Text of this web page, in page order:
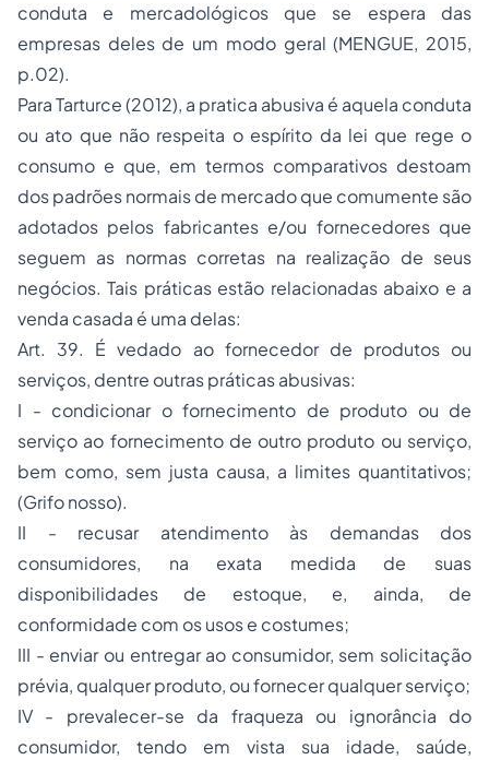
conduta e mercadológicos que se espera das
empresas deles de um modo geral (MENGUE, 2015,
p.02).
Para Tarturce (2012), a pratica abusiva é aquela conduta
ou ato que não respeita o espírito da lei que rege o
consumo e que, em termos comparativos destoam
dos padrões normais de mercado que comumente são
adotados pelos fabricantes e/ou fornecedores que
seguem as normas corretas na realização de seus
negócios. Tais práticas estão relacionadas abaixo e a
venda casada é uma delas:
Art. 39. É vedado ao fornecedor de produtos ou
serviços, dentre outras práticas abusivas:
I - condicionar o fornecimento de produto ou de
serviço ao fornecimento de outro produto ou serviço,
bem como, sem justa causa, a limites quantitativos;
(Grifo nosso).
II - recusar atendimento às demandas dos
consumidores, na exata medida de suas
disponibilidades de estoque, e, ainda, de
conformidade com os usos e costumes;
III - enviar ou entregar ao consumidor, sem solicitação
prévia, qualquer produto, ou fornecer qualquer serviço;
IV - prevalecer-se da fraqueza ou ignorância do
consumidor, tendo em vista sua idade, saúde,